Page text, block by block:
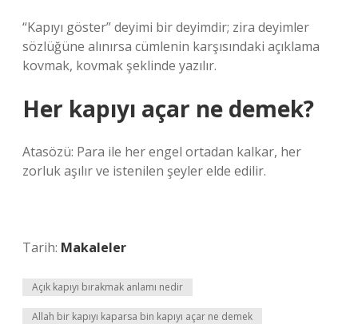
“Kapıyı göster” deyimi bir deyimdir; zira deyimler
sözlüğüne alınırsa cümlenin karşısındaki açıklama
kovmak, kovmak şeklinde yazılır.
Her kapıyı açar ne demek?
Atasözü: Para ile her engel ortadan kalkar, her
zorluk aşılır ve istenilen şeyler elde edilir.
Tarih: Makaleler
Açık kapıyı bırakmak anlamı nedir
Allah bir kapıyı kaparsa bin kapıyı açar ne demek